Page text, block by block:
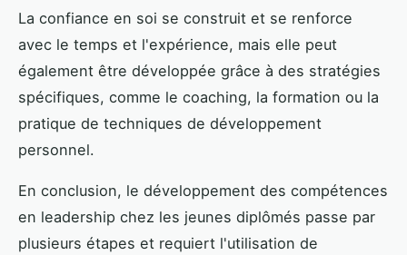
La confiance en soi se construit et se renforce
avec le temps et l'expérience, mais elle peut
également être développée grâce à des stratégies
spécifiques, comme le coaching, la formation ou la
pratique de techniques de développement
personnel.
En conclusion, le développement des compétences
en leadership chez les jeunes diplômés passe par
plusieurs étapes et requiert l'utilisation de